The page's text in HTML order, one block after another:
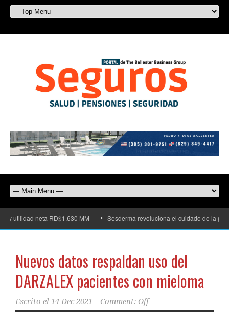
neta RD$1,630 MM Sesderma revoluciona el cuidado de la piel con su
Nuevos datos respaldan uso del
DARZALEX pacientes con mieloma
Escrito el 14 Dec 2021 Comment: Off